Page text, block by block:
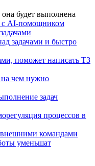
будет выполнена
с AI-помощником
задачами и быстро
поможет написать ТЗ
на чем нужно
задач
процессов в
внешними командами
уменьшат